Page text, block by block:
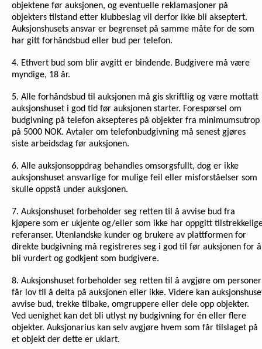
objektene før auksjonen, og eventuelle reklamasjoner på
objekters tilstand etter klubbeslag vil derfor ikke bli akseptert.
Auksjonshusets ansvar er begrenset på samme måte for de som
har gitt forhåndsbud eller bud per telefon.
4. Ethvert bud som blir avgitt er bindende. Budgivere må være
myndige, 18 år.
5. Alle forhåndsbud til auksjonen må gis skriftlig og være mottatt
auksjonshuset i god tid før auksjonen starter. Forespørsel om
budgivning på telefon aksepteres på objekter fra minimumsutrop
på 5000 NOK. Avtaler om telefonbudgivning må senest gjøres
siste arbeidsdag før auksjonen.
6. Alle auksjonsoppdrag behandles omsorgsfullt, dog er ikke
auksjonshuset ansvarlige for mulige feil eller misforståelser som
skulle oppstå under auksjonen.
7. Auksjonshuset forbeholder seg retten til å avvise bud fra
kjøpere som er ukjente og/eller som ikke har oppgitt
referanser. Utenlandske kunder og brukere av plattformen for
direkte budgivning må registreres seg i god til før auksjonen for å
bli vurdert og godkjent som budgivere.
8. Auksjonshuset forbeholder seg retten til å avgjøre om personer
får lov til å delta på auksjonen eller ikke. Videre kan
avvise bud, trekke tilbake, omgruppere eller dele opp objekter.
Ved uenighet kan det bli utlyst ny budgivning for én eller flere
objekter. Auksjonarius kan selv avgjøre hvem som får tilslaget på
et objekt der dette er uklart.